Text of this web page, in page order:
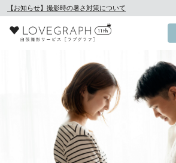
【お知らせ】撮影時の暑さ対策について